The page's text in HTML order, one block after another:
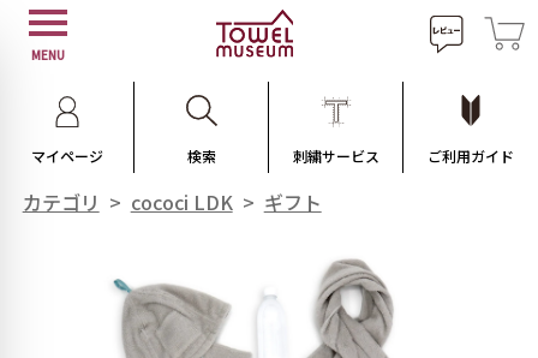
MENU
マイページ 検索 刺繍サービス ご利用ガイド
カテゴリ > cococi LDK > ギフト